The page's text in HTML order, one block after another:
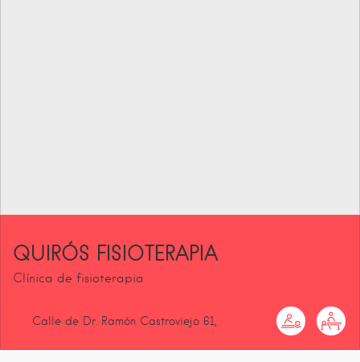
QUIRÓS FISIOTERAPIA
Clínica de fisioterapia
Calle de Dr. Ramón Castroviejo 61